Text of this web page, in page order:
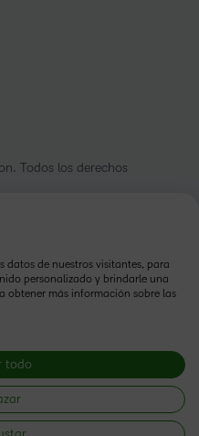
Todos los derechos
datos de nuestros visitantes, para
personalizado y brindarle una
obtener más información sobre las
todo